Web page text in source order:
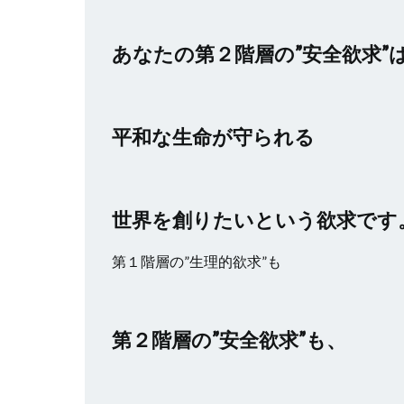
あなたの第２階層の”安全欲求”
平和な生命が守られる
世界を創りたいという欲求です
第１階層の”生理的欲求”も
第２階層の”安全欲求”も、